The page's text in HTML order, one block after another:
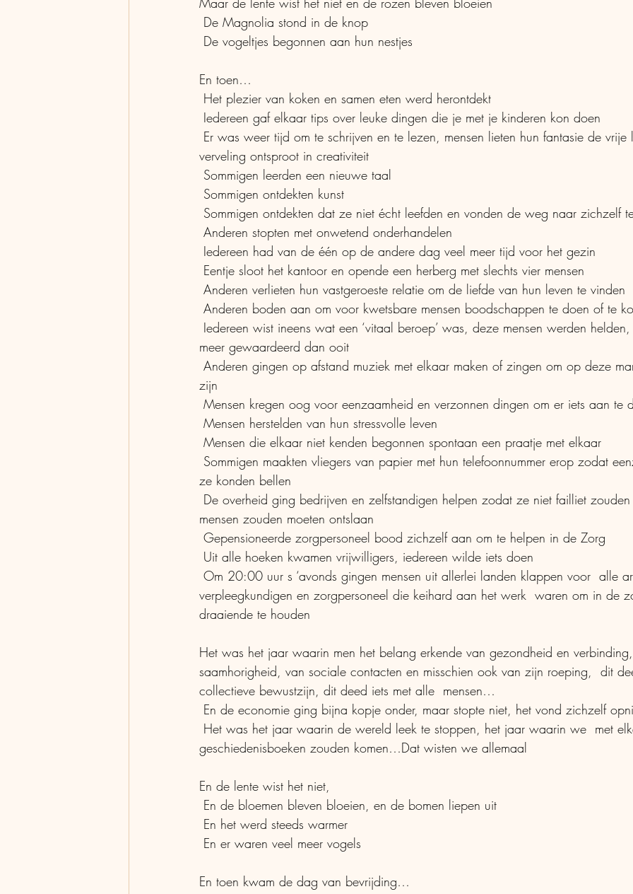
De Magnolia stond in de knop
De vogeltjes begonnen aan hun nestjes
En toen…
Het plezier van koken en samen eten werd herontdekt
Iedereen gaf elkaar tips over leuke dingen die je met je kinderen kon doen
verveling ontsproot in creativiteit
Sommigen leerden een nieuwe taal
Sommigen ontdekten kunst
Sommigen ontdekten dat ze niet écht leefden en vonden de weg naar zichzelf
Anderen stopten met onwetend onderhandelen
Iedereen had van de één op de andere dag veel meer tijd voor het gezin
Eentje sloot het kantoor en opende een herberg met slechts vier mensen
Anderen verlieten hun vastgeroeste relatie om de liefde van hun leven te vinden
Anderen boden aan om voor kwetsbare mensen boodschappen te doen of te
meer gewaardeerd dan ooit
zijn
Mensen kregen oog voor eenzaamheid en verzonnen dingen om er iets aan te
Mensen herstelden van hun stressvolle leven
Mensen die elkaar niet kenden begonnen spontaan een praatje met elkaar
ze konden bellen
mensen zouden moeten ontslaan
Gepensioneerde zorgpersoneel bood zichzelf aan om te helpen in de Zorg
Uit alle hoeken kwamen vrijwilligers, iedereen wilde iets doen
verpleegkundigen en zorgpersoneel die keihard aan het werk  waren om in de
draaiende te houden
Het was het jaar waarin men het belang erkende van gezondheid en
saamhorigheid, van sociale contacten en misschien ook van zijn roeping,  dit
collectieve bewustzijn, dit deed iets met alle  mensen…
En de economie ging bijna kopje onder, maar stopte niet, het vond zichzelf
geschiedenisboeken zouden komen…Dat wisten we allemaal
En de lente wist het niet,
En de bloemen bleven bloeien, en de bomen liepen uit
En het werd steeds warmer
En er waren veel meer vogels
En toen kwam de dag van bevrijding…